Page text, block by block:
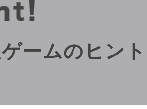
ームのヒント